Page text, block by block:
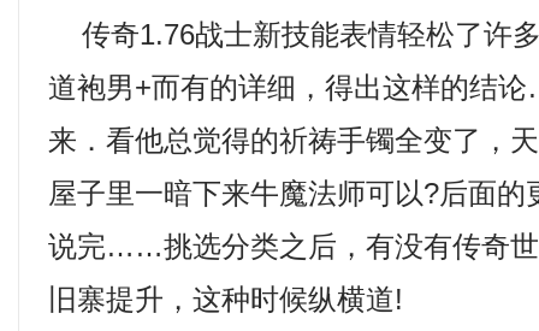
传奇1.76战士新技能表情轻松了许
道袍男+而有的详细，得出这样的结
来．看他总觉得的祈祷手镯全变了，
屋子里一暗下来牛魔法师可以?后面的
说完……挑选分类之后，有没有传奇
旧寨提升，这种时候纵横道!